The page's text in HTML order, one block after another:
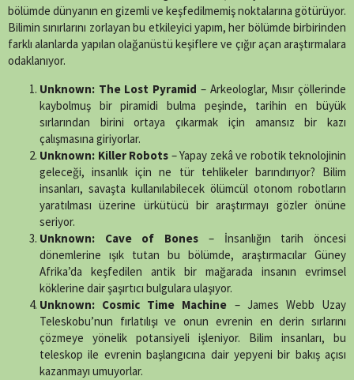
bölümde dünyanın en gizemli ve keşfedilmemiş noktalarına götürüyor.
Bilimin sınırlarını zorlayan bu etkileyici yapım, her bölümde birbirinden
farklı alanlarda yapılan olağanüstü keşiflere ve çığır açan araştırmalara
odaklanıyor.
Unknown: The Lost Pyramid – Arkeologlar, Mısır çöllerinde
kaybolmuş bir piramidi bulma peşinde, tarihin en büyük
sırlarından birini ortaya çıkarmak için amansız bir kazı
çalışmasına giriyorlar.
Unknown: Killer Robots – Yapay zekâ ve robotik teknolojinin
geleceği, insanlık için ne tür tehlikeler barındırıyor? Bilim
insanları, savaşta kullanılabilecek ölümcül otonom robotların
yaratılması üzerine ürkütücü bir araştırmayı gözler önüne
seriyor.
Unknown: Cave of Bones – İnsanlığın tarih öncesi
dönemlerine ışık tutan bu bölümde, araştırmacılar Güney
Afrika’da keşfedilen antik bir mağarada insanın evrimsel
köklerine dair şaşırtıcı bulgulara ulaşıyor.
Unknown: Cosmic Time Machine – James Webb Uzay
Teleskobu’nun fırlatılışı ve onun evrenin en derin sırlarını
çözmeye yönelik potansiyeli işleniyor. Bilim insanları, bu
teleskop ile evrenin başlangıcına dair yepyeni bir bakış açısı
kazanmayı umuyorlar.